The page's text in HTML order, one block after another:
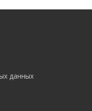
данных